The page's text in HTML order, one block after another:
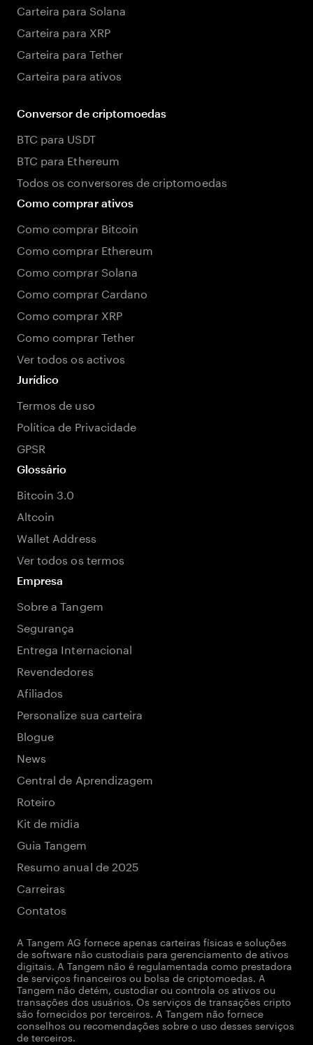
Carteira para Solana
Carteira para XRP
Carteira para Tether
Carteira para ativos
Conversor de criptomoedas
BTC para USDT
BTC para Ethereum
Todos os conversores de criptomoedas
Como comprar ativos
Como comprar Bitcoin
Como comprar Ethereum
Como comprar Solana
Como comprar Cardano
Como comprar XRP
Como comprar Tether
Ver todos os activos
Jurídico
Termos de uso
Política de Privacidade
GPSR
Glossário
Bitcoin 3.0
Altcoin
Wallet Address
Ver todos os termos
Empresa
Sobre a Tangem
Segurança
Entrega Internacional
Revendedores
Afiliados
Personalize sua carteira
Blogue
News
Central de Aprendizagem
Roteiro
Kit de mídia
Guia Tangem
Resumo anual de 2025
Carreiras
Contatos
A Tangem AG fornece apenas carteiras físicas e soluções
de software não custodiais para gerenciamento de ativos
digitais. A Tangem não é regulamentada como prestadora
de serviços financeiros ou bolsa de criptomoedas. A
Tangem não detém, custodiar ou controla os ativos ou
transações dos usuários. Os serviços de transações cripto
são fornecidos por terceiros. A Tangem não fornece
conselhos ou recomendações sobre o uso desses serviços
de terceiros.